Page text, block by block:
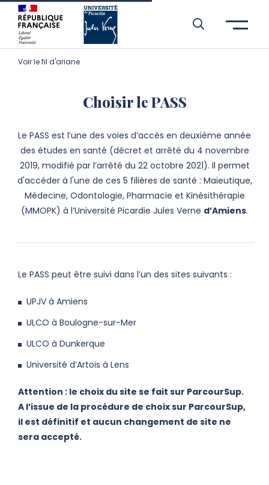
Aller à l’entête de page
Aller au menu principale
Aller au contenu principal
Aller à la recherche
Passer aux cookies
Aller au pied de page
Voir le fil d'ariane
Choisir le PASS
Le PASS est l’une des voies d’accès en deuxième année
des études en santé (décret et arrêté du 4 novembre
2019, modifié par l’arrêté du 22 octobre 2021). Il permet
d'accéder à l'une de ces 5 filières de santé : Maïeutique,
Médecine, Odontologie, Pharmacie et Kinésithérapie
(MMOPK) à l’Université Picardie Jules Verne d’Amiens.
Le PASS peut être suivi dans l’un des sites suivants :
UPJV à Amiens
ULCO à Boulogne-sur-Mer
ULCO à Dunkerque
Université d’Artois à Lens
Attention : le choix du site se fait sur ParcourSup.
A l’issue de la procédure de choix sur ParcourSup,
il est définitif et aucun changement de site ne
sera accepté.